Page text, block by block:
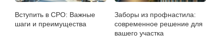
Вступить в СРО: Важные
шаги и преимущества
Заборы из профнастила:
современное решение для
вашего участка